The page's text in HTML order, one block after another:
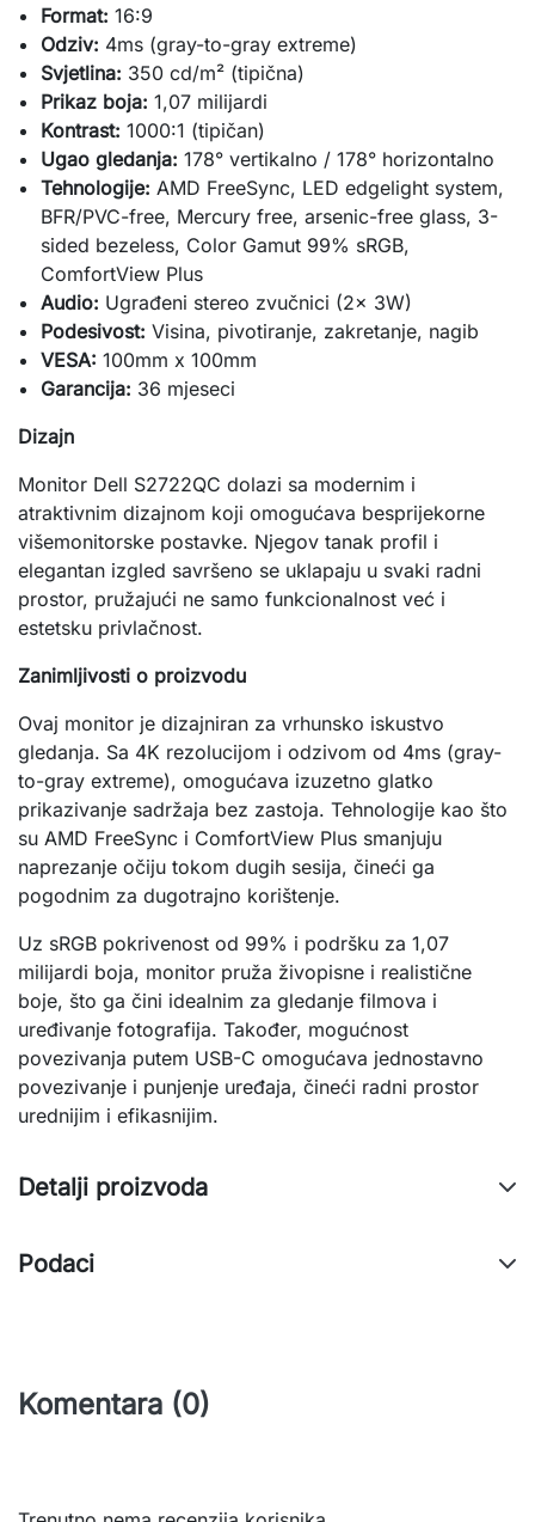
Format: 16:9
Odziv: 4ms (gray-to-gray extreme)
Svjetlina: 350 cd/m² (tipična)
Prikaz boja: 1,07 milijardi
Kontrast: 1000:1 (tipičan)
Ugao gledanja: 178° vertikalno / 178° horizontalno
Tehnologije: AMD FreeSync, LED edgelight system,
BFR/PVC-free, Mercury free, arsenic-free glass, 3-
sided bezeless, Color Gamut 99% sRGB,
ComfortView Plus
Audio: Ugrađeni stereo zvučnici (2x 3W)
Podesivost: Visina, pivotiranje, zakretanje, nagib
VESA: 100mm x 100mm
Garancija: 36 mjeseci
Dizajn
Monitor Dell S2722QC dolazi sa modernim i
atraktivnim dizajnom koji omogućava besprijekorne
višemonitorske postavke. Njegov tanak profil i
elegantan izgled savršeno se uklapaju u svaki radni
prostor, pružajući ne samo funkcionalnost već i
estetsku privlačnost.
Zanimljivosti o proizvodu
Ovaj monitor je dizajniran za vrhunsko iskustvo
gledanja. Sa 4K rezolucijom i odzivom od 4ms (gray-
to-gray extreme), omogućava izuzetno glatko
prikazivanje sadržaja bez zastoja. Tehnologije kao što
su AMD FreeSync i ComfortView Plus smanjuju
naprezanje očiju tokom dugih sesija, čineći ga
pogodnim za dugotrajno korištenje.
Uz sRGB pokrivenost od 99% i podršku za 1,07
milijardi boja, monitor pruža živopisne i realistične
boje, što ga čini idealnim za gledanje filmova i
uređivanje fotografija. Također, mogućnost
povezivanja putem USB-C omogućava jednostavno
povezivanje i punjenje uređaja, čineći radni prostor
urednijim i efikasnijim.
Detalji proizvoda
Podaci
Komentara (0)